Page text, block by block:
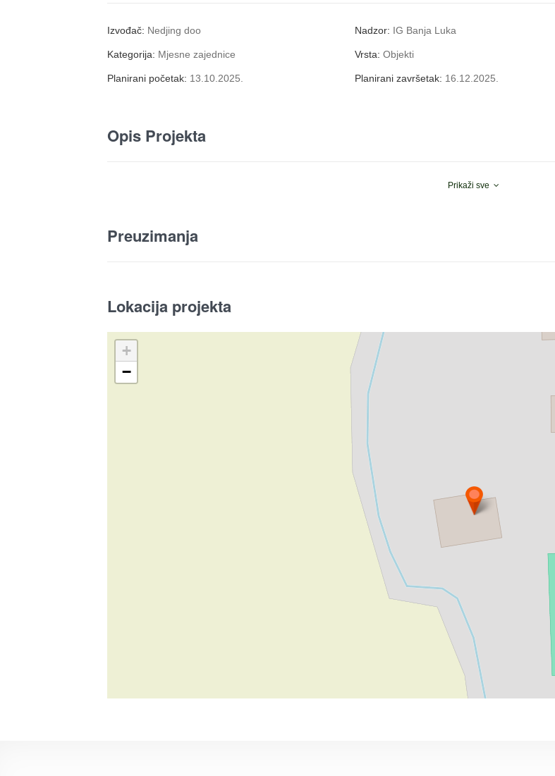
Izvođač: Nedjing doo
Kategorija: Mjesne zajednice
Planirani početak: 13.10.2025.
Nadzor: IG Banja Luka
Vrsta: Objekti
Planirani završetak: 16.12.2025.
Opis Projekta
Prikaži sve
Preuzimanja
Lokacija projekta
+
−